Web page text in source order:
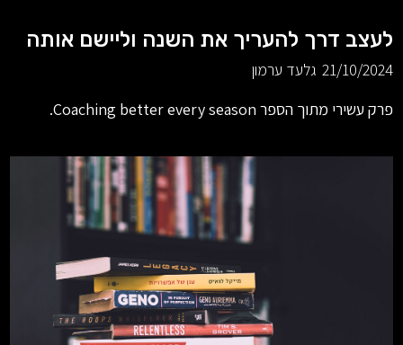
לעצב דרך להעריך את השנה וליישם אותה
21/10/2024 גלעד ערמון
פרק עשירי מתוך הספר Coaching better every season.